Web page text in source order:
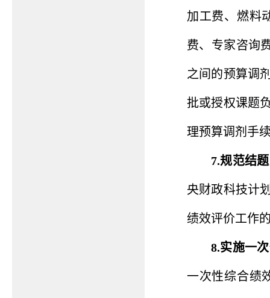
加工费、燃料
费、专家咨询
之间的预算调
批或授权课题
理预算调剂手
7.规范结
央财政科技计
绩效评价工作
8.实施一
一次性综合绩